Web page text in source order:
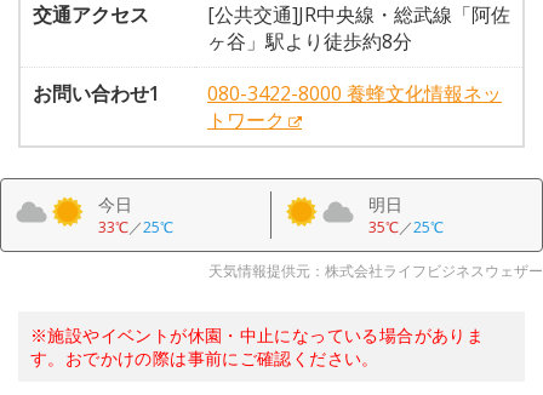
交通アクセス
[公共交通]JR中央線・総武線「阿佐
ヶ谷」駅より徒歩約8分
お問い合わせ1
080-3422-8000 養蜂文化情報ネッ
トワーク
今日
33℃／25℃
明日
35℃／25℃
天気情報提供元：株式会社ライフビジネスウェザー
※施設やイベントが休園・中止になっている場合がありま
す。おでかけの際は事前にご確認ください。